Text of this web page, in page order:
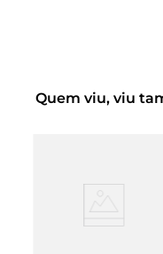
Quem viu, viu